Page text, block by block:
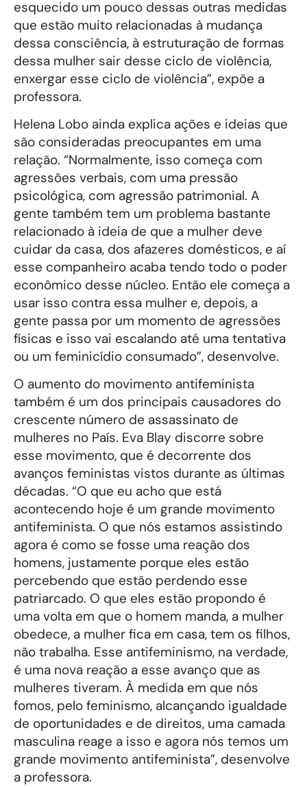
esquecido um pouco dessas outras medidas
que estão muito relacionadas à mudança
dessa consciência, à estruturação de formas
dessa mulher sair desse ciclo de violência,
enxergar esse ciclo de violência”, expõe a
professora.
Helena Lobo ainda explica ações e ideias que
são consideradas preocupantes em uma
relação. “Normalmente, isso começa com
agressões verbais, com uma pressão
psicológica, com agressão patrimonial. A
gente também tem um problema bastante
relacionado à ideia de que a mulher deve
cuidar da casa, dos afazeres domésticos, e aí
esse companheiro acaba tendo todo o poder
econômico desse núcleo. Então ele começa a
usar isso contra essa mulher e, depois, a
gente passa por um momento de agressões
físicas e isso vai escalando até uma tentativa
ou um feminicídio consumado”, desenvolve.
O aumento do movimento antifeminista
também é um dos principais causadores do
crescente número de assassinato de
mulheres no País. Eva Blay discorre sobre
esse movimento, que é decorrente dos
avanços feministas vistos durante as últimas
décadas. “O que eu acho que está
acontecendo hoje é um grande movimento
antifeminista. O que nós estamos assistindo
agora é como se fosse uma reação dos
homens, justamente porque eles estão
percebendo que estão perdendo esse
patriarcado. O que eles estão propondo é
uma volta em que o homem manda, a mulher
obedece, a mulher fica em casa, tem os filhos,
não trabalha. Esse antifeminismo, na verdade,
é uma nova reação a esse avanço que as
mulheres tiveram. À medida em que nós
fomos, pelo feminismo, alcançando igualdade
de oportunidades e de direitos, uma camada
masculina reage a isso e agora nós temos um
grande movimento antifeminista”, desenvolve
a professora.